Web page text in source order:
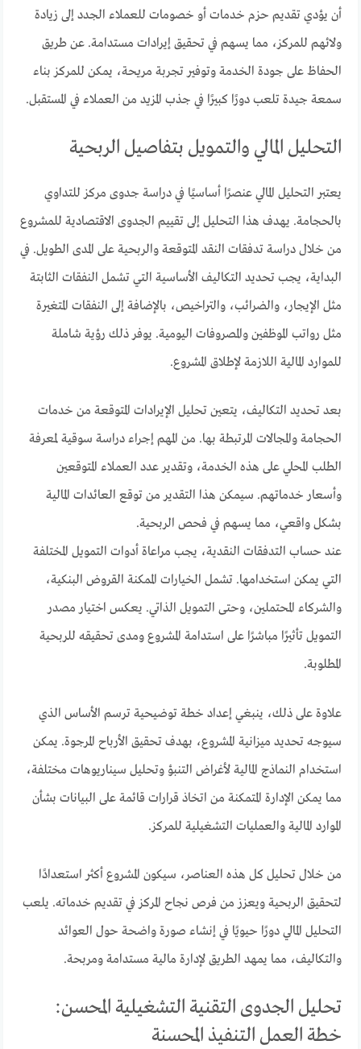
أن يؤدي تقديم حزم خدمات أو خصومات للعملاء الجدد إلى زيادة
ولائهم للمركز، مما يسهم في تحقيق إيرادات مستدامة. عن طريق
الحفاظ على جودة الخدمة وتوفير تجربة مريحة، يمكن للمركز بناء
سمعة جيدة تلعب دورًا كبيرًا في جذب المزيد من العملاء في المستقبل.
التحليل المالي والتمويل بتفاصيل الربحية
يعتبر التحليل المالي عنصرًا أساسيًا في دراسة جدوى مركز للتداوي
بالحجامة. يهدف هذا التحليل إلى تقييم الجدوى الاقتصادية للمشروع
من خلال دراسة تدفقات النقد المتوقعة والربحية على المدى الطويل. في
البداية، يجب تحديد التكاليف الأساسية التي تشمل النفقات الثابتة
مثل الإيجار، والضرائب، والتراخيص، بالإضافة إلى النفقات المتغيرة
مثل رواتب الموظفين والمصروفات اليومية. يوفر ذلك رؤية شاملة
للموارد المالية اللازمة لإطلاق المشروع.
بعد تحديد التكاليف، يتعين تحليل الإيرادات المتوقعة من خدمات
الحجامة والمجالات المرتبطة بها. من المهم إجراء دراسة سوقية لمعرفة
الطلب المحلي على هذه الخدمة، وتقدير عدد العملاء المتوقعين
وأسعار خدماتهم. سيمكن هذا التقدير من توقع العائدات المالية
بشكل واقعي، مما يسهم في فحص الربحية.
عند حساب التدفقات النقدية، يجب مراعاة أدوات التمويل المختلفة
التي يمكن استخدامها. تشمل الخيارات الممكنة القروض البنكية،
والشركاء المحتملين، وحتى التمويل الذاتي. يعكس اختيار مصدر
التمويل تأثيرًا مباشرًا على استدامة المشروع ومدى تحقيقه للربحية
المطلوبة.
علاوة على ذلك، ينبغي إعداد خطة توضيحية ترسم الأساس الذي
سيوجه تحديد ميزانية المشروع، بهدف تحقيق الأرباح المرجوة. يمكن
استخدام النماذج المالية لأغراض التنبؤ وتحليل سيناريوهات مختلفة،
مما يمكن الإدارة المتمكنة من اتخاذ قرارات قائمة على البيانات بشأن
الموارد المالية والعمليات التشغيلية للمركز.
من خلال تحليل كل هذه العناصر، سيكون المشروع أكثر استعدادًا
لتحقيق الربحية ويعزز من فرص نجاح المركز في تقديم خدماته. يلعب
التحليل المالي دورًا حيويًا في إنشاء صورة واضحة حول العوائد
والتكاليف، مما يمهد الطريق لإدارة مالية مستدامة ومربحة.
تحليل الجدوى التقنية التشغيلية المحسن:
خطة العمل التنفيذ المحسنة